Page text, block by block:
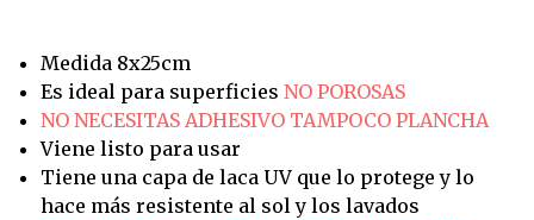
Medida 8x25cm
Es ideal para superficies NO POROSAS
NO NECESITAS ADHESIVO TAMPOCO PLANCHA
Viene listo para usar
Tiene una capa de laca UV que lo protege y lo
hace más resistente al sol y los lavados